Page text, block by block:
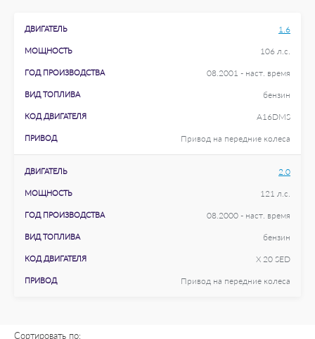
ДВИГАТЕЛЬ 1.6
МОЩНОСТЬ 106 л.с.
ГОД ПРОИЗВОДСТВА 08.2001 - наст. время
ВИД ТОПЛИВА бензин
КОД ДВИГАТЕЛЯ A16DMS
ПРИВОД Привод на передние колеса
ДВИГАТЕЛЬ 2.0
МОЩНОСТЬ 121 л.с.
ГОД ПРОИЗВОДСТВА 08.2000 - наст. время
ВИД ТОПЛИВА бензин
КОД ДВИГАТЕЛЯ X 20 SED
ПРИВОД Привод на передние колеса
Сортировать по: